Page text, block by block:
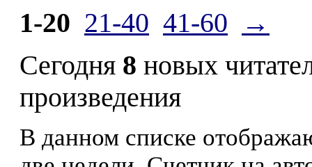
1-20 21-40 41-60
→
Сегодня 8 новых
произведения
В данном списке